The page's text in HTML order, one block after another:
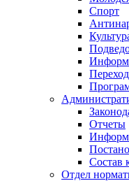
Спорт
Отчеты
Состав
Отдел